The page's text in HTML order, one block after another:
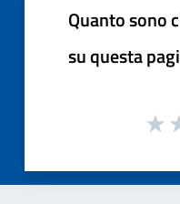
Quanto sono
su questa